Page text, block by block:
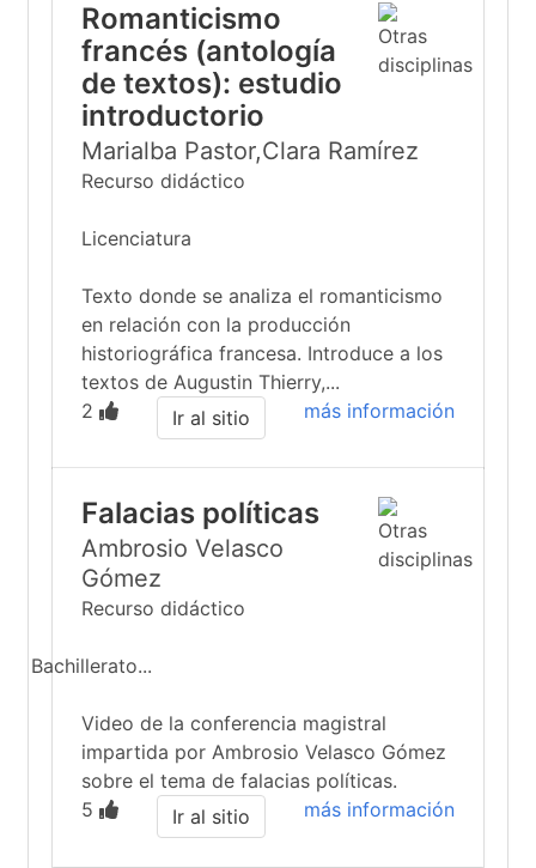
Romanticismo
francés (antología
de textos): estudio
introductorio
Marialba Pastor,Clara Ramírez
Recurso didáctico
Licenciatura
Texto donde se analiza el romanticismo
en relación con la producción
historiográfica francesa. Introduce a los
textos de Augustin Thierry,...
2
más información
Ir al sitio
Falacias políticas
Ambrosio Velasco
Gómez
Recurso didáctico
Bachillerato...
Video de la conferencia magistral
impartida por Ambrosio Velasco Gómez
sobre el tema de falacias políticas.
5
más información
Ir al sitio